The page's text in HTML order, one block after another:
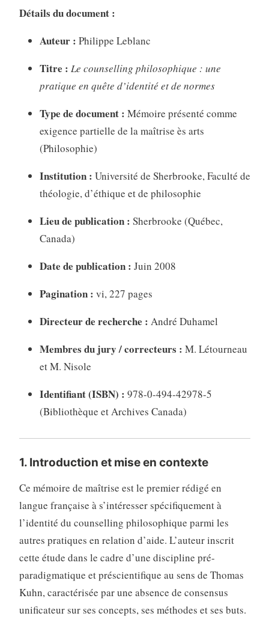
Détails du document :
Auteur : Philippe Leblanc
Titre : Le counselling philosophique : une
pratique en quête d’identité et de normes
Type de document : Mémoire présenté comme
exigence partielle de la maîtrise ès arts
(Philosophie)
Institution : Université de Sherbrooke, Faculté de
théologie, d’éthique et de philosophie
Lieu de publication : Sherbrooke (Québec,
Canada)
Date de publication : Juin 2008
Pagination : vi, 227 pages
Directeur de recherche : André Duhamel
Membres du jury / correcteurs : M. Létourneau
et M. Nisole
Identifiant (ISBN) : 978-0-494-42978-5
(Bibliothèque et Archives Canada)
1. Introduction et mise en contexte
Ce mémoire de maîtrise est le premier rédigé en
langue française à s’intéresser spécifiquement à
l’identité du counselling philosophique parmi les
autres pratiques en relation d’aide. L’auteur inscrit
cette étude dans le cadre d’une discipline pré-
paradigmatique et préscientifique au sens de Thomas
Kuhn, caractérisée par une absence de consensus
unificateur sur ses concepts, ses méthodes et ses buts.